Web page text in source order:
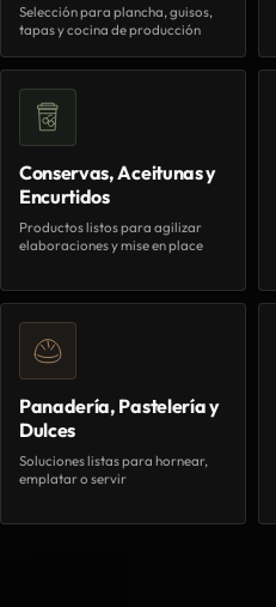
Selección para plancha, guisos,
tapas y cocina de producción
Conservas, Aceitunas y
Encurtidos
Productos listos para agilizar
elaboraciones y mise en place
Panadería, Pastelería y
Dulces
Soluciones listas para hornear,
emplatar o servir